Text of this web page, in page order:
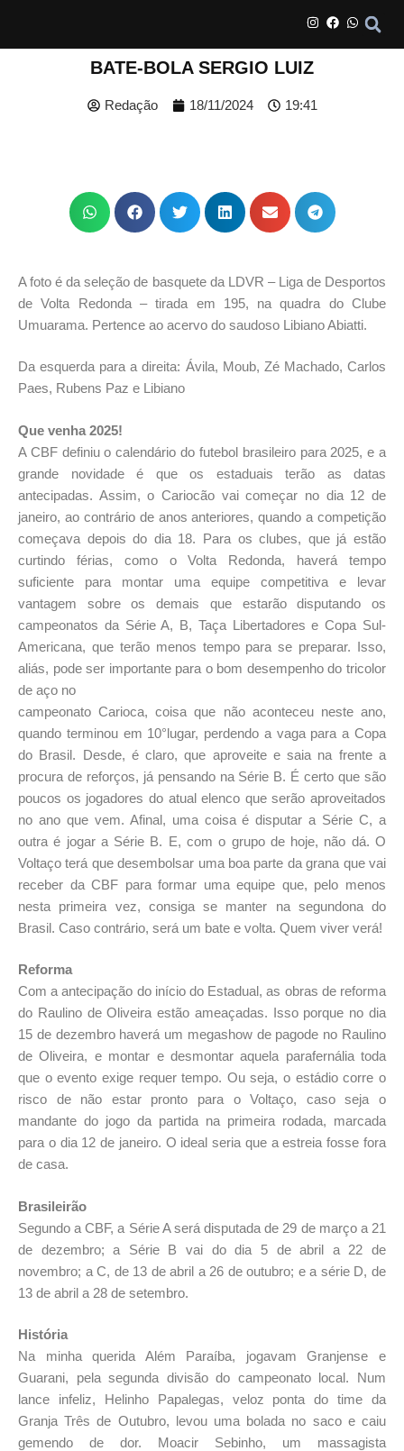
BATE-BOLA SERGIO LUIZ
Redação 18/11/2024 19:41
A foto é da seleção de basquete da LDVR – Liga de Desportos
de Volta Redonda – tirada em 195, na quadra do Clube
Umuarama. Pertence ao acervo do saudoso Libiano Abiatti.
Da esquerda para a direita: Ávila, Moub, Zé Machado, Carlos
Paes, Rubens Paz e Libiano
Que venha 2025!
A CBF definiu o calendário do futebol brasileiro para 2025, e a
grande novidade é que os estaduais terão as datas
antecipadas. Assim, o Cariocão vai começar no dia 12 de
janeiro, ao contrário de anos anteriores, quando a competição
começava depois do dia 18. Para os clubes, que já estão
curtindo férias, como o Volta Redonda, haverá tempo
suficiente para montar uma equipe competitiva e levar
vantagem sobre os demais que estarão disputando os
campeonatos da Série A, B, Taça Libertadores e Copa Sul-
Americana, que terão menos tempo para se preparar. Isso,
aliás, pode ser importante para o bom desempenho do tricolor
de aço no
campeonato Carioca, coisa que não aconteceu neste ano,
quando terminou em 10°lugar, perdendo a vaga para a Copa
do Brasil. Desde, é claro, que aproveite e saia na frente a
procura de reforços, já pensando na Série B. É certo que são
poucos os jogadores do atual elenco que serão aproveitados
no ano que vem. Afinal, uma coisa é disputar a Série C, a
outra é jogar a Série B. E, com o grupo de hoje, não dá. O
Voltaço terá que desembolsar uma boa parte da grana que vai
receber da CBF para formar uma equipe que, pelo menos
nesta primeira vez, consiga se manter na segundona do
Brasil. Caso contrário, será um bate e volta. Quem viver verá!
Reforma
Com a antecipação do início do Estadual, as obras de reforma
do Raulino de Oliveira estão ameaçadas. Isso porque no dia
15 de dezembro haverá um megashow de pagode no Raulino
de Oliveira, e montar e desmontar aquela parafernália toda
que o evento exige requer tempo. Ou seja, o estádio corre o
risco de não estar pronto para o Voltaço, caso seja o
mandante do jogo da partida na primeira rodada, marcada
para o dia 12 de janeiro. O ideal seria que a estreia fosse fora
de casa.
Brasileirão
Segundo a CBF, a Série A será disputada de 29 de março a 21
de dezembro; a Série B vai do dia 5 de abril a 22 de
novembro; a C, de 13 de abril a 26 de outubro; e a série D, de
13 de abril a 28 de setembro.
História
Na minha querida Além Paraíba, jogavam Granjense e
Guarani, pela segunda divisão do campeonato local. Num
lance infeliz, Helinho Papalegas, veloz ponta do time da
Granja Três de Outubro, levou uma bolada no saco e caiu
gemendo de dor. Moacir Sebinho, um massagista